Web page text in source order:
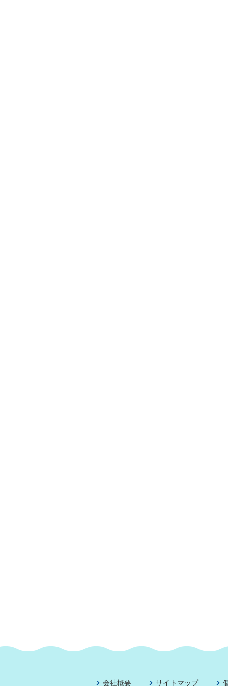
会社概要 サイトマップ